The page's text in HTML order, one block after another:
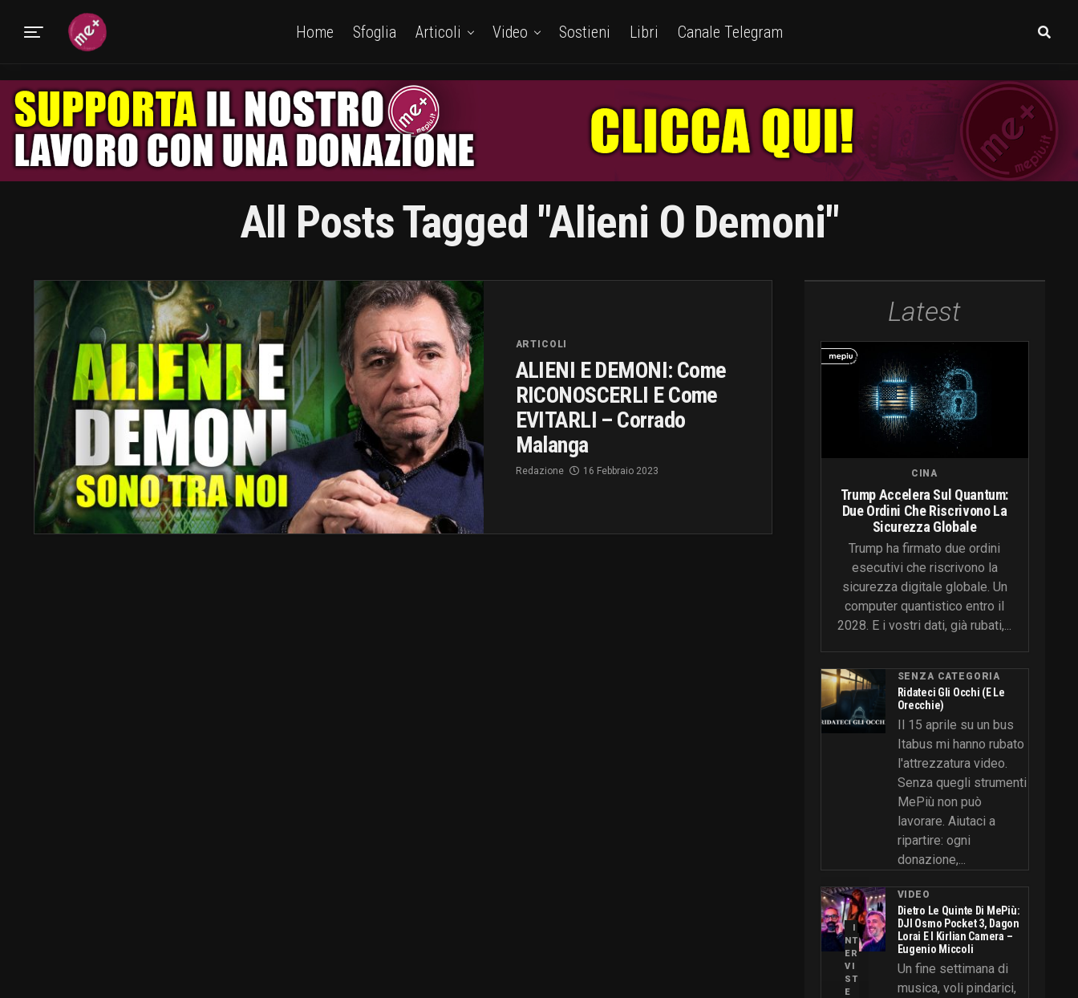
Home Sfoglia Articoli Video Sostieni Libri Canale Telegram
All Posts Tagged "alieni O Demoni"
ARTICOLI
ALIENI E DEMONI: Come
RICONOSCERLI E Come
EVITARLI – Corrado
Malanga
Redazione 16 Febbraio 2023
Latest
CINA
Trump Accelera Sul Quantum:
Due Ordini Che Riscrivono La
Sicurezza Globale
Trump ha firmato due ordini
esecutivi che riscrivono la
sicurezza digitale globale. Un
computer quantistico entro il
2028. E i vostri dati, già rubati,...
SENZA CATEGORIA
Ridateci Gli Occhi (e Le
Orecchie)
Il 15 aprile su un bus
Itabus mi hanno rubato
l'attrezzatura video.
Senza quegli strumenti
MePiù non può
lavorare. Aiutaci a
ripartire: ogni
donazione,...
VIDEO
Dietro Le Quinte Di MePiù:
DJI Osmo Pocket 3, Dagon
Lorai E I Kirlian Camera –
Eugenio Miccoli
Un fine settimana di
musica, voli pindarici,
I
NT
ER
VI
ST
E